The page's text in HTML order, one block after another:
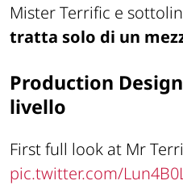
Mister Terrific e
tratta solo di un
Production
livello
First full look at Mr
pic.twitter.com/